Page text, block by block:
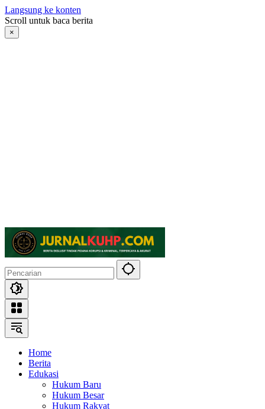
Langsung ke konten
Scroll untuk baca berita
×
Home
Berita
Edukasi
Hukum Baru
Hukum Besar
Hukum Rakyat